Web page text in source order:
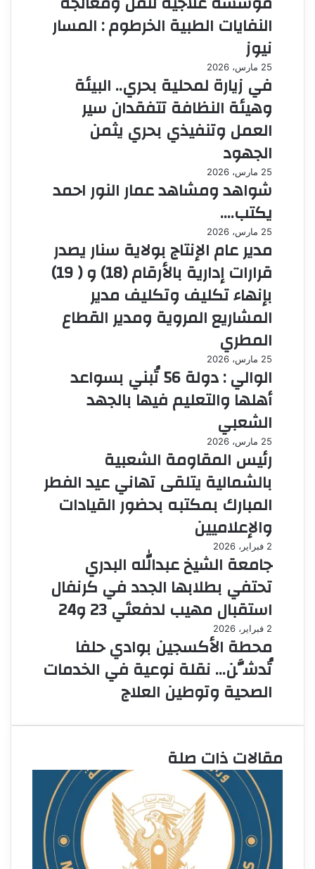
النفايات الطبية الخرطوم : المسار
نيوز
25 مارس، 2026
في زيارة لمحلية بحري.. البيئة
وهيئة النظافة تتفقدان سير
العمل وتنفيذي بحري يثمن
الجهود
25 مارس، 2026
شواهد ومشاهد عمار النور احمد
يكتب….
25 مارس، 2026
مدير عام الإنتاج بولاية سنار يصدر
قرارات إدارية بالأرقام (18) و ( 19)
بإنهاء تكليف وتكليف مدير
المشاريع المروية ومدير القطاع
المطري
25 مارس، 2026
الوالي : دولة 56 تُبني بسواعد
أهلها والتعليم فيها بالجهد
الشعبي
25 مارس، 2026
رئيس المقاومة الشعبية
بالشمالية يتلقى تهاني عيد الفطر
المبارك بمكتبه بحضور القيادات
والإعلاميين
2 فبراير، 2026
جامعة الشيخ عبدالله البدري
تحتفي بطلابها الجدد في كرنفال
استقبال مهيب لدفعتَي 23 و24
2 فبراير، 2026
محطة الأكسجين بوادي حلفا
تُدشَّن… نقلة نوعية في الخدمات
الصحية وتوطين العلاج
مقالات ذات صلة